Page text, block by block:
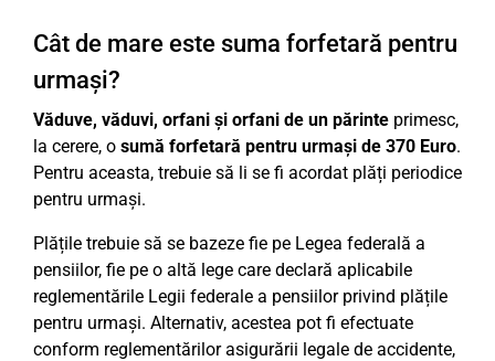
Cât de mare este suma forfetară pentru
urmași?
Văduve, văduvi, orfani și orfani de un părinte primesc,
la cerere, o sumă forfetară pentru urmași de 370 Euro.
Pentru aceasta, trebuie să li se fi acordat plăți periodice
pentru urmași.
Plățile trebuie să se bazeze fie pe Legea federală a
pensiilor, fie pe o altă lege care declară aplicabile
reglementările Legii federale a pensiilor privind plățile
pentru urmași. Alternativ, acestea pot fi efectuate
conform reglementărilor asigurării legale de accidente,